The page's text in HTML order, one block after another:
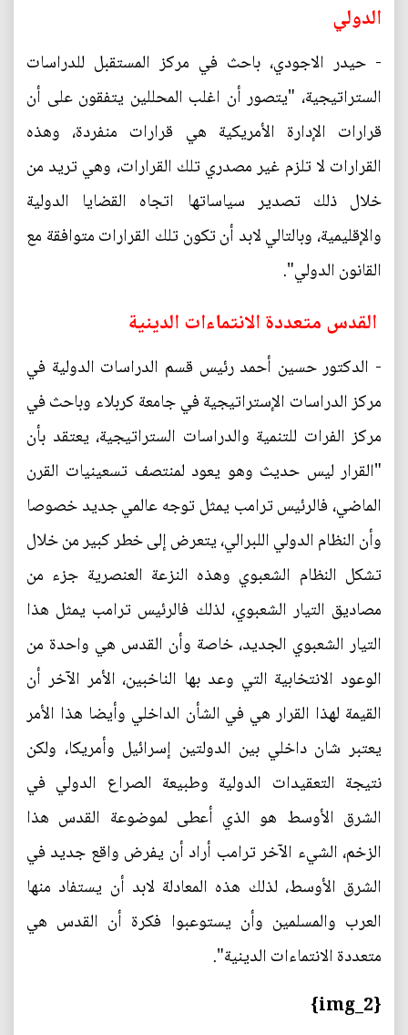
الدولي
- حيدر الاجودي، باحث في مركز المستقبل للدراسات
الستراتيجية، "يتصور أن اغلب المحللين يتفقون على أن
قرارات الإدارة الأمريكية هي قرارات منفردة، وهذه
القرارات لا تلزم غير مصدري تلك القرارات، وهي تريد من
خلال ذلك تصدير سياساتها اتجاه القضايا الدولية
والإقليمية، وبالتالي لابد أن تكون تلك القرارات متوافقة مع
القانون الدولي".
القدس متعددة الانتماءات الدينية
- الدكتور حسين أحمد رئيس قسم الدراسات الدولية في
مركز الدراسات الإستراتيجية في جامعة كربلاء وباحث في
مركز الفرات للتنمية والدراسات الستراتيجية، يعتقد بأن
"القرار ليس حديث وهو يعود لمنتصف تسعينيات القرن
الماضي، فالرئيس ترامب يمثل توجه عالمي جديد خصوصا
وأن النظام الدولي اللبرالي، يتعرض إلى خطر كبير من خلال
تشكل النظام الشعبوي وهذه النزعة العنصرية جزء من
مصاديق التيار الشعبوي، لذلك فالرئيس ترامب يمثل هذا
التيار الشعبوي الجديد، خاصة وأن القدس هي واحدة من
الوعود الانتخابية التي وعد بها الناخبين، الأمر الآخر أن
القيمة لهذا القرار هي في الشأن الداخلي وأيضا هذا الأمر
يعتبر شان داخلي بين الدولتين إسرائيل وأمريكا، ولكن
نتيجة التعقيدات الدولية وطبيعة الصراع الدولي في
الشرق الأوسط هو الذي أعطى لموضوعة القدس هذا
الزخم، الشيء الآخر ترامب أراد أن يفرض واقع جديد في
الشرق الأوسط، لذلك هذه المعادلة لابد أن يستفاد منها
العرب والمسلمين وأن يستوعبوا فكرة أن القدس هي
متعددة الانتماءات الدينية".
{img_2}